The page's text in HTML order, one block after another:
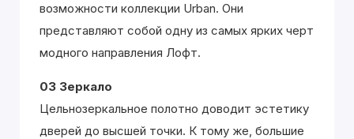
возможности коллекции Urban. Они
представляют собой одну из самых ярких черт
модного направления Лофт.
03 Зеркало
Цельнозеркальное полотно доводит эстетику
дверей до высшей точки. К тому же, большие